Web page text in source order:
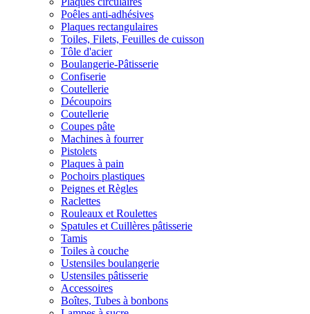
Poêles anti-adhésives
Plaques rectangulaires
Toiles, Filets, Feuilles de cuisson
Tôle d'acier
Boulangerie-Pâtisserie
Confiserie
Coutellerie
Découpoirs
Coutellerie
Coupes pâte
Machines à fourrer
Pistolets
Plaques à pain
Pochoirs plastiques
Peignes et Règles
Raclettes
Rouleaux et Roulettes
Spatules et Cuillères pâtisserie
Tamis
Toiles à couche
Ustensiles boulangerie
Ustensiles pâtisserie
Accessoires
Boîtes, Tubes à bonbons